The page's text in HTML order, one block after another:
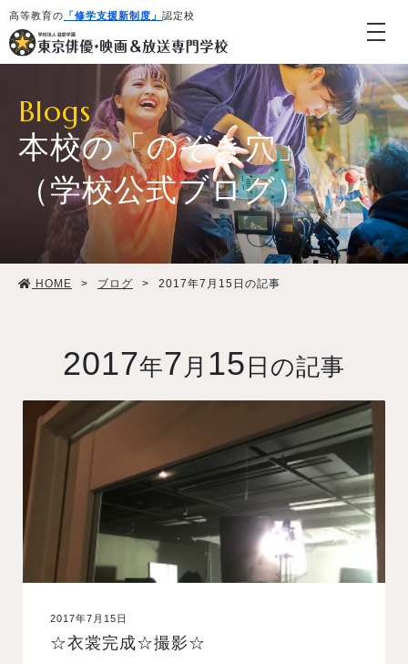
高等教育の 「修学支援新制度」 認定校
学校紹介・教育システム
学生生活
就職・デビュー
入試案内
学校情報
オープンキャンパス
訪問者別メニュー
Blogs
本校の「のぞき穴」
（学校公式ブログ）
HOME > ブログ > 2017年7月15日の記事
2017年7 月 15 日の記事
2017年7月15日
☆衣裳完成☆撮影☆